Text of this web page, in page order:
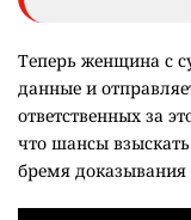
Теперь женщина с
данные и
ответственных за
что шансы
бремя